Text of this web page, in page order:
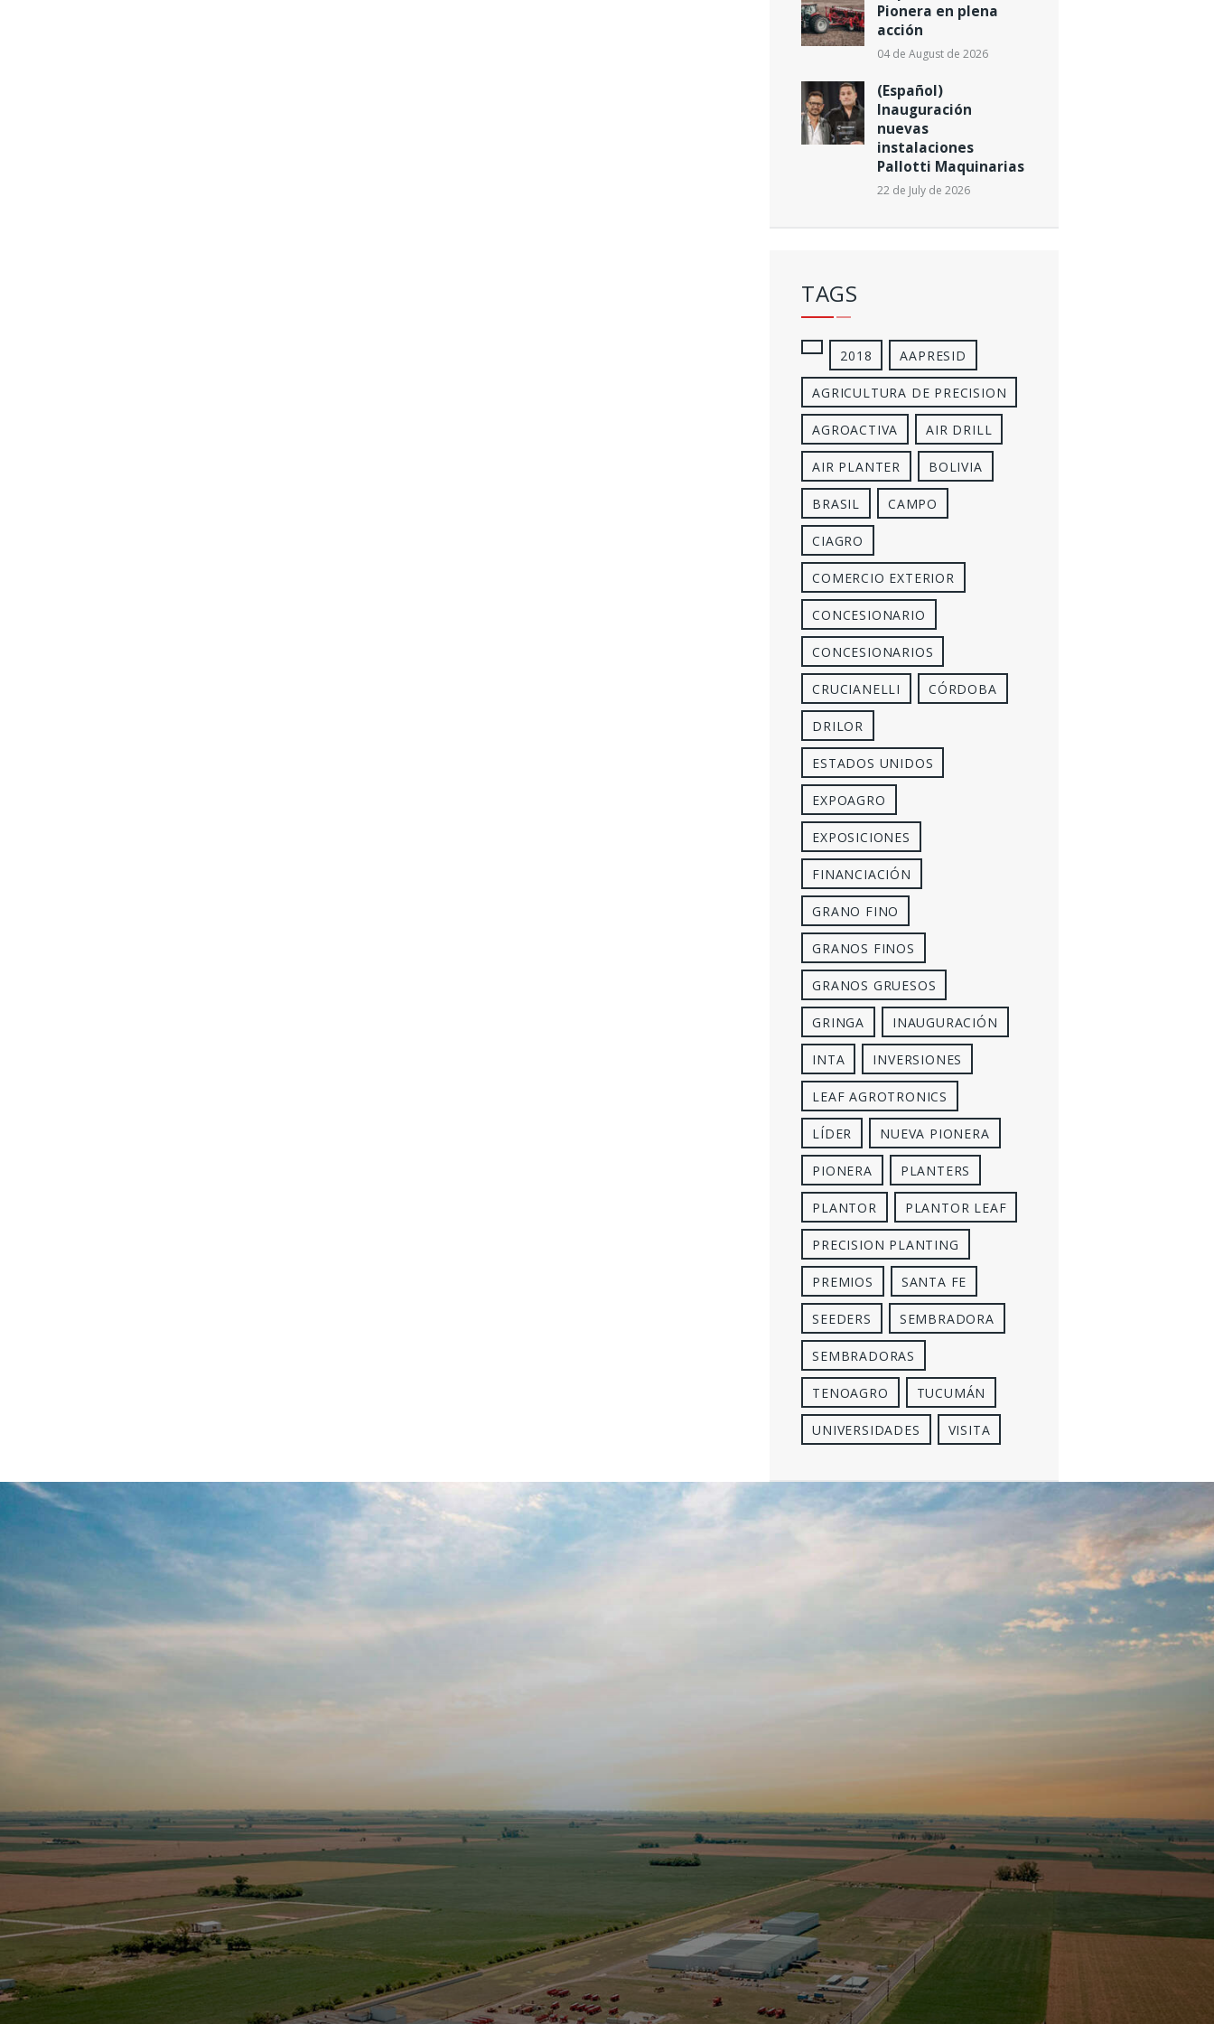
Pionera en plena
acción
04 de August de 2026
(Español)
Inauguración
nuevas
instalaciones
Pallotti Maquinarias
22 de July de 2026
TAGS
2018 AAPRESID
AGRICULTURA DE PRECISION
AGROACTIVA AIR DRILL
AIR PLANTER BOLIVIA
BRASIL CAMPO
CIAGRO
COMERCIO EXTERIOR
CONCESIONARIO
CONCESIONARIOS
CRUCIANELLI CÓRDOBA
DRILOR
ESTADOS UNIDOS
EXPOAGRO
EXPOSICIONES
FINANCIACIÓN
GRANO FINO
GRANOS FINOS
GRANOS GRUESOS
GRINGA INAUGURACIÓN
INTA INVERSIONES
LEAF AGROTRONICS
LÍDER NUEVA PIONERA
PIONERA PLANTERS
PLANTOR PLANTOR LEAF
PRECISION PLANTING
PREMIOS SANTA FE
SEEDERS SEMBRADORA
SEMBRADORAS
TENOAGRO TUCUMÁN
UNIVERSIDADES VISITA